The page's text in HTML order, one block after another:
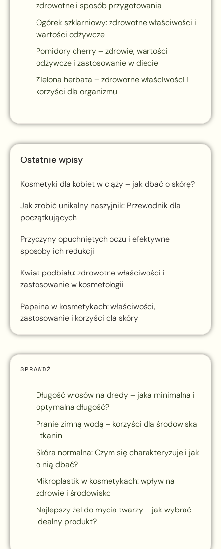
zdrowotne i sposób przygotowania
Ogórek szklarniowy: zdrowotne właściwości i
wartości odżywcze
Pomidory cherry – zdrowie, wartości
odżywcze i zastosowanie w diecie
Zielona herbata – zdrowotne właściwości i
korzyści dla organizmu
Ostatnie wpisy
Kosmetyki dla kobiet w ciąży – jak dbać o skórę?
Jak zrobić unikalny naszyjnik: Przewodnik dla
początkujących
Przyczyny opuchniętych oczu i efektywne
sposoby ich redukcji
Kwiat podbiału: zdrowotne właściwości i
zastosowanie w kosmetologii
Papaina w kosmetykach: właściwości,
zastosowanie i korzyści dla skóry
SPRAWDŹ
Długość włosów na dredy – jaka minimalna i
optymalna długość?
Pranie zimną wodą – korzyści dla środowiska
i tkanin
Skóra normalna: Czym się charakteryzuje i jak
o nią dbać?
Mikroplastik w kosmetykach: wpływ na
zdrowie i środowisko
Najlepszy żel do mycia twarzy – jak wybrać
idealny produkt?